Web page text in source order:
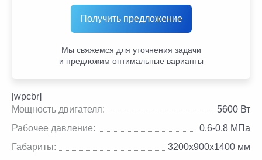
Получить предложение
Мы свяжемся для уточнения задачи
и предложим оптимальные варианты
[wpcbr]
Мощность двигателя:
5600 Вт
Рабочее давление:
0.6-0.8 МПа
Габариты:
3200х900х1400 мм